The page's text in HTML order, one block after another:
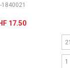
1840021
17.50